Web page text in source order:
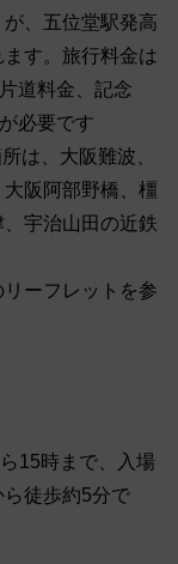
が、五位堂駅発高
す。旅行料金は
道料金、記念
必要です
は、大阪難波、
阪阿部野橋、橿
宇治山田の近鉄
ーフレットを参
15時まで、入場
徒歩約5分で